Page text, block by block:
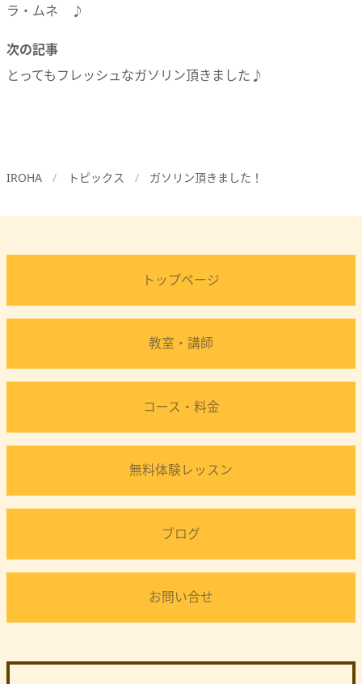
IROHA トピックス ガソリン頂きました！
ラ・ムネ ♪
次の記事
とってもフレッシュなガソリン頂きました♪
トップページ
教室・講師
コース・料金
無料体験レッスン
ブログ
お問い合せ